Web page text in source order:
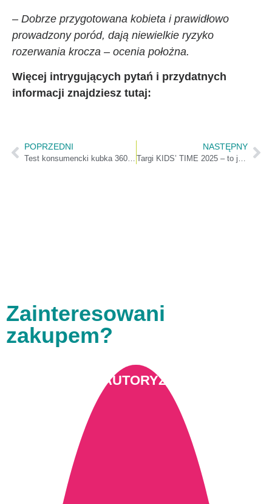
– Dobrze przygotowana kobieta i prawidłowo
prowadzony poród, dają niewielkie ryzyko
rozerwania krocza – ocenia położna.
Więcej intrygujących pytań i przydatnych
informacji znajdziesz tutaj:
POPRZEDNI
Test konsumencki kubka 360 oraz miseczki do karmienia fill+feed
NASTĘPNY
Targi KIDS’ TIME 2025 – to już za nami!
Zainteresowani
zakupem?
SKLEP AUTORYZOWANY